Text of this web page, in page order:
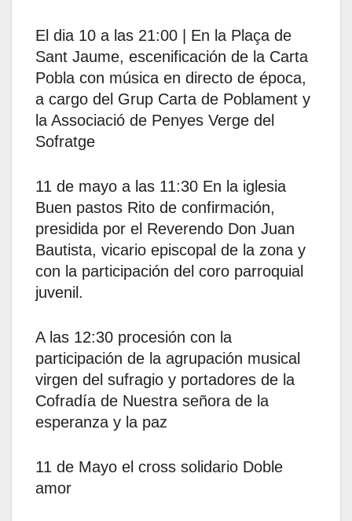
El dia 10 a las 21:00 | En la Plaça de
Sant Jaume, escenificación de la Carta
Pobla con música en directo de época,
a cargo del Grup Carta de Poblament y
la Associació de Penyes Verge del
Sofratge
11 de mayo a las 11:30 En la iglesia
Buen pastos Rito de confirmación,
presidida por el Reverendo Don Juan
Bautista, vicario episcopal de la zona y
con la participación del coro parroquial
juvenil.
A las 12:30 procesión con la
participación de la agrupación musical
virgen del sufragio y portadores de la
Cofradía de Nuestra señora de la
esperanza y la paz
11 de Mayo el cross solidario Doble
amor